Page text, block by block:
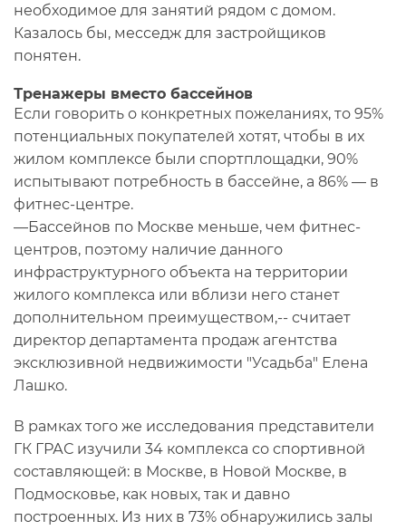
необходимое для занятий рядом с домом.
Казалось бы, месседж для застройщиков
понятен.
Тренажеры вместо бассейнов
Если говорить о конкретных пожеланиях, то 95%
потенциальных покупателей хотят, чтобы в их
жилом комплексе были спортплощадки, 90%
испытывают потребность в бассейне, а 86% — в
фитнес-центре.
—Бассейнов по Москве меньше, чем фитнес-
центров, поэтому наличие данного
инфраструктурного объекта на территории
жилого комплекса или вблизи него станет
дополнительном преимуществом,-- считает
директор департамента продаж агентства
эксклюзивной недвижимости "Усадьба" Елена
Лашко.
В рамках того же исследования представители
ГК ГРАС изучили 34 комплекса со спортивной
составляющей: в Москве, в Новой Москве, в
Подмосковье, как новых, так и давно
построенных. Из них в 73% обнаружились залы